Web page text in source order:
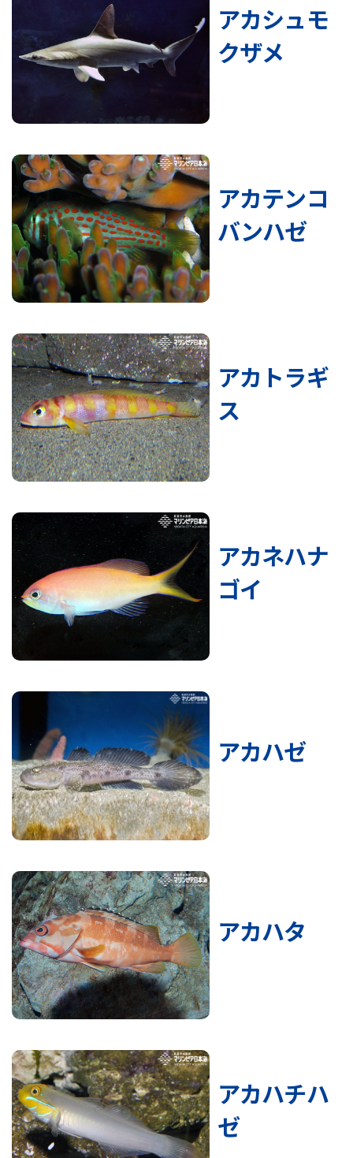
アカシュモ
クザメ
アカテンコ
バンハゼ
アカトラギ
ス
アカネハナ
ゴイ
アカハゼ
アカハタ
アカハチハ
ゼ